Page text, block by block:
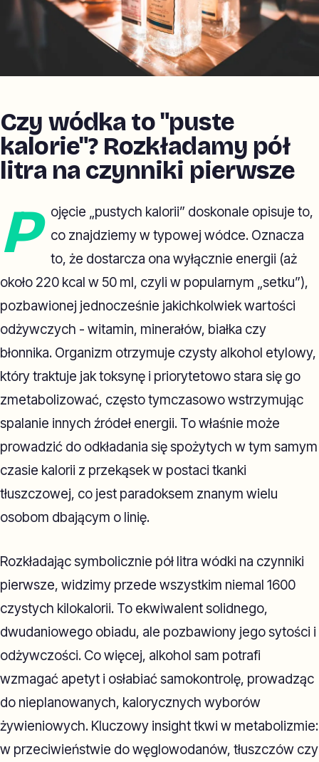
Czy wódka to "puste
kalorie"? Rozkładamy pół
litra na czynniki pierwsze
P
ojęcie „pustych kalorii” doskonale opisuje to,
co znajdziemy w typowej wódce. Oznacza
to, że dostarcza ona wyłącznie energii (aż
około 220 kcal w 50 ml, czyli w popularnym „setku”),
pozbawionej jednocześnie jakichkolwiek wartości
odżywczych - witamin, minerałów, białka czy
błonnika. Organizm otrzymuje czysty alkohol etylowy,
który traktuje jak toksynę i priorytetowo stara się go
zmetabolizować, często tymczasowo wstrzymując
spalanie innych źródeł energii. To właśnie może
prowadzić do odkładania się spożytych w tym samym
czasie kalorii z przekąsek w postaci tkanki
tłuszczowej, co jest paradoksem znanym wielu
osobom dbającym o linię.
Rozkładając symbolicznie pół litra wódki na czynniki
pierwsze, widzimy przede wszystkim niemal 1600
czystych kilokalorii. To ekwiwalent solidnego,
dwudaniowego obiadu, ale pozbawiony jego sytości i
odżywczości. Co więcej, alkohol sam potrafi
wzmagać apetyt i osłabiać samokontrolę, prowadząc
do nieplanowanych, kalorycznych wyborów
żywieniowych. Kluczowy insight tkwi w metabolizmie:
w przeciwieństwie do węglowodanów, tłuszczów czy